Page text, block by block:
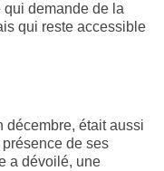
demande de la
qui reste accessible
décembre, était aussi
présence de ses
a dévoilé, une